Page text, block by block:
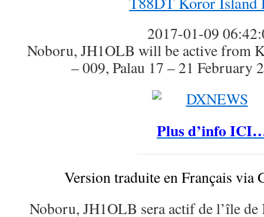
2017-01-09
Noboru, JH1OLB will be active from
– 009, Palau 17 – 21 February
Plus d’info
Version traduite en Français via
Noboru, JH1OLB sera actif de l’île